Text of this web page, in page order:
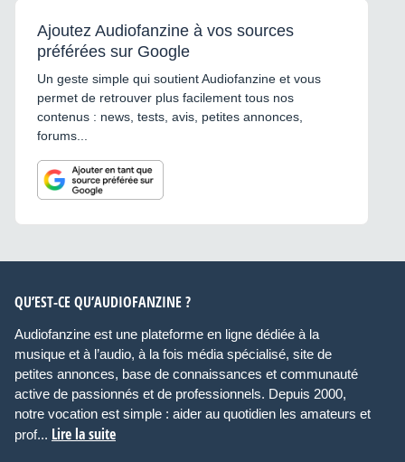
Ajoutez Audiofanzine à vos sources
préférées sur Google
Un geste simple qui soutient Audiofanzine et vous
permet de retrouver plus facilement tous nos
contenus : news, tests, avis, petites annonces,
forums...
QU’EST-CE QU’AUDIOFANZINE ?
Audiofanzine est une plateforme en ligne dédiée à la
musique et à l’audio, à la fois média spécialisé, site de
petites annonces, base de connaissances et communauté
active de passionnés et de professionnels. Depuis 2000,
notre vocation est simple : aider au quotidien les amateurs et
prof... Lire la suite